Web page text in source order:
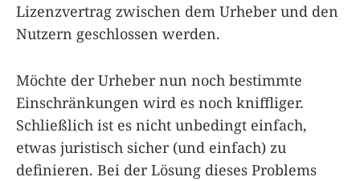
Lizenzvertrag zwischen dem Urheber und den
Nutzern geschlossen werden.
Möchte der Urheber nun noch bestimmte
Einschränkungen wird es noch kniffliger.
Schließlich ist es nicht unbedingt einfach,
etwas juristisch sicher (und einfach) zu
definieren. Bei der Lösung dieses Problems